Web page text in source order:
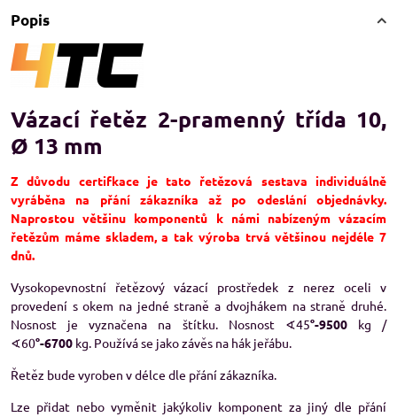
Popis
Vázací řetěz 2-pramenný třída 10,
Ø 13 mm
Z důvodu certifkace je tato řetězová sestava individuálně
vyráběna na přání zákazníka až po odeslání objednávky.
Naprostou většinu komponentů k námi nabízeným vázacím
řetězům máme skladem, a tak výroba trvá většinou nejdéle 7
dnů.
Vysokopevnostní řetězový vázací prostředek z nerez oceli v
provedení s okem na jedné straně a dvojhákem na straně druhé.
Nosnost je vyznačena na štítku. Nosnost ∢45°-9500 kg /
∢60°-6700 kg. Používá se jako závěs na hák jeřábu.
Řetěz bude vyroben v délce dle přání zákazníka.
Lze přidat nebo vyměnit jakýkoliv komponent za jiný dle přání